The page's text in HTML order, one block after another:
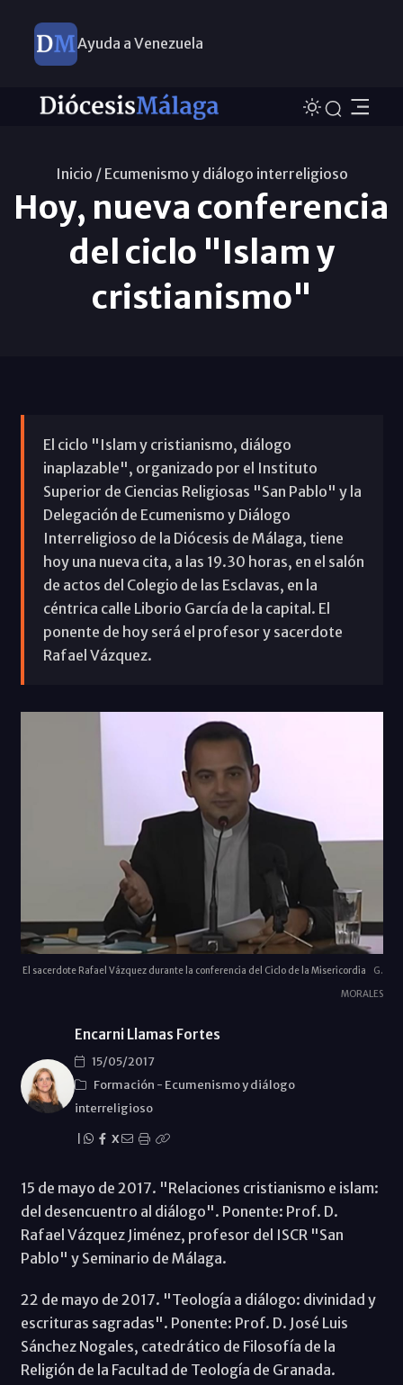
Ayuda a Venezuela
Inicio / Ecumenismo y diálogo interreligioso
Hoy, nueva conferencia
del ciclo "Islam y
cristianismo"
El ciclo "Islam y cristianismo, diálogo
inaplazable", organizado por el Instituto
Superior de Ciencias Religiosas "San Pablo" y la
Delegación de Ecumenismo y Diálogo
Interreligioso de la Diócesis de Málaga, tiene
hoy una nueva cita, a las 19.30 horas, en el salón
de actos del Colegio de las Esclavas, en la
céntrica calle Liborio García de la capital. El
ponente de hoy será el profesor y sacerdote
Rafael Vázquez.
El sacerdote Rafael Vázquez durante la conferencia del Ciclo de la Misericordia
G.
MORALES
Encarni Llamas Fortes
15/05/2017
Formación - Ecumenismo y diálogo
interreligioso
X
15 de mayo de 2017. "Relaciones cristianismo e islam:
del desencuentro al diálogo". Ponente: Prof. D.
Rafael Vázquez Jiménez, profesor del ISCR "San
Pablo" y Seminario de Málaga.
22 de mayo de 2017. "Teología a diálogo: divinidad y
escrituras sagradas". Ponente: Prof. D. José Luis
Sánchez Nogales, catedrático de Filosofía de la
Religión de la Facultad de Teología de Granada.